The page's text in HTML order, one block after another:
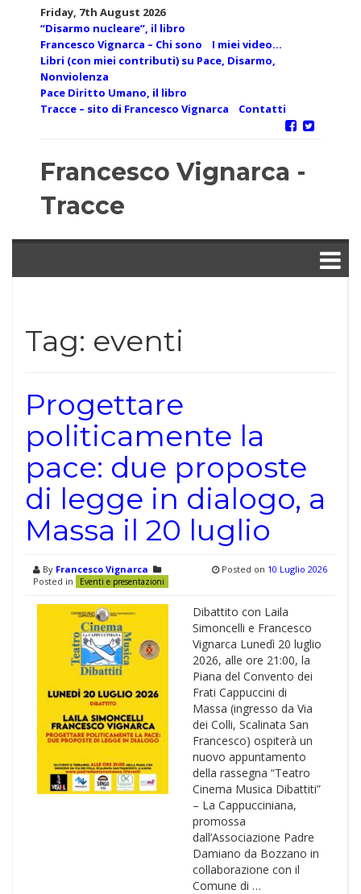
Friday, 7th August 2026
“Disarmo nucleare”, il libro
Francesco Vignarca – Chi sono
I miei video…
Libri (con miei contributi) su Pace, Disarmo,
Nonviolenza
Pace Diritto Umano, il libro
Tracce – sito di Francesco Vignarca
Contatti
Francesco Vignarca -
Tracce
Tag: eventi
Progettare
politicamente la
pace: due proposte
di legge in dialogo, a
Massa il 20 luglio
By Francesco Vignarca
Posted in
Eventi e presentazioni
Posted on 10 Luglio 2026
Dibattito con Laila
Simoncelli e Francesco
Vignarca Lunedì 20 luglio
2026, alle ore 21:00, la
Piana del Convento dei
Frati Cappuccini di
Massa (ingresso da Via
dei Colli, Scalinata San
Francesco) ospiterà un
nuovo appuntamento
della rassegna “Teatro
Cinema Musica Dibattiti”
– La Cappucciniana,
promossa
dall’Associazione Padre
Damiano da Bozzano in
collaborazione con il
Comune di …